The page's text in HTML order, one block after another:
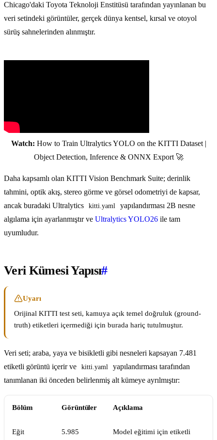
Chicago'daki Toyota Teknoloji Enstitüsü tarafından yayınlanan bu
veri setindeki görüntüler, gerçek dünya kentsel, kırsal ve otoyol
sürüş sahnelerinden alınmıştır.
Watch: How to Train Ultralytics YOLO on the KITTI Dataset |
Object Detection, Inference & ONNX Export 🚀
Daha kapsamlı olan KITTI Vision Benchmark Suite; derinlik
tahmini, optik akış, stereo görme ve görsel odometriyi de kapsar,
ancak buradaki Ultralytics
kitti.yaml
yapılandırması 2B nesne
algılama için ayarlanmıştır ve Ultralytics YOLO26 ile tam
uyumludur.
Veri Kümesi Yapısı#
Uyarı
Orijinal KITTI test seti, kamuya açık temel doğruluk (ground-
truth) etiketleri içermediği için burada hariç tutulmuştur.
Veri seti; araba, yaya ve bisikletli gibi nesneleri kapsayan 7.481
etiketli görüntü içerir ve
kitti.yaml
yapılandırması tarafından
tanımlanan iki önceden belirlenmiş alt kümeye ayrılmıştır:
Bölüm Görüntüler Açıklama
Eğit
5.985
Model eğitimi için etiketli